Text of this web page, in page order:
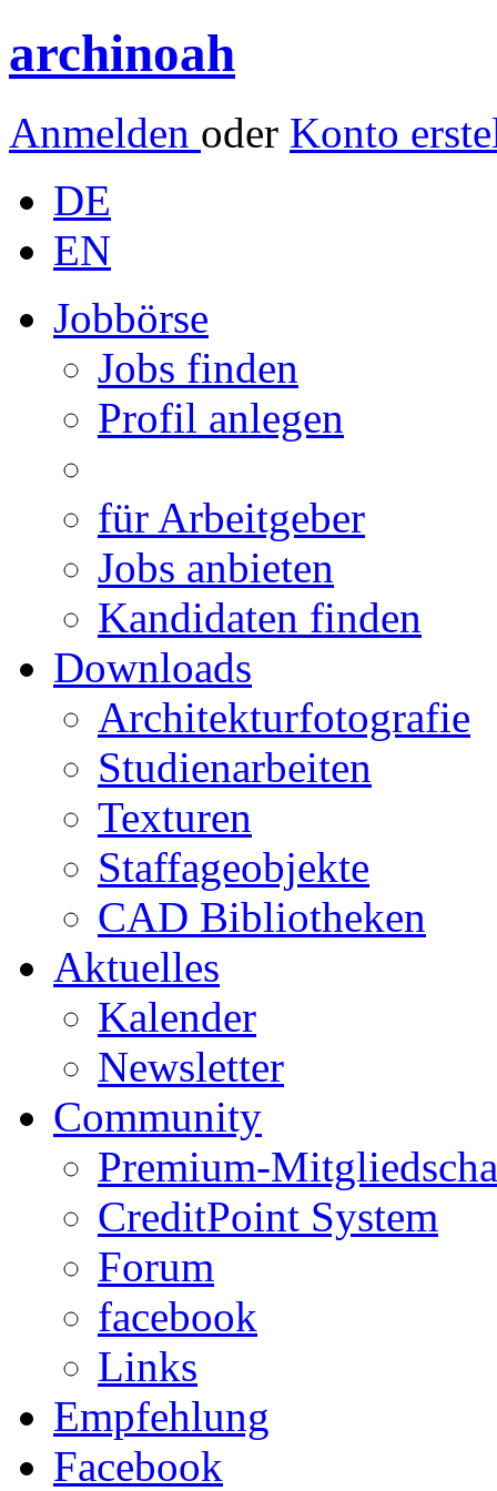
archinoah
Anmelden oder Konto
DE
EN
Jobbörse
Jobs finden
Profil anlegen
für Arbeitgeber
Jobs anbieten
Kandidaten finden
Downloads
Architekturfotografie
Studienarbeiten
Texturen
Staffageobjekte
CAD Bibliotheken
Aktuelles
Kalender
Newsletter
Community
Premium-
CreditPoint System
Forum
facebook
Links
Empfehlung
Facebook